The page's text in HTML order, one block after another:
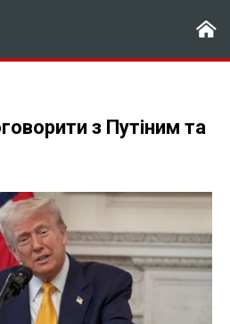
з Путіним та